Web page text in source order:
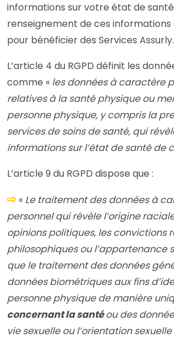
informations sur votre état de
renseignement de ces
pour bénéficier des Services Assurly.
L’article 4 du RGPD définit les
comme « les données à caractère
relatives à la santé physique ou
personne physique, y compris la
services de soins de santé, qui
informations sur l’état de santé de
L’article 9 du RGPD dispose que :
« Le traitement des données à
personnel qui révèle l’origine
opinions politiques, les convictions
philosophiques ou l’appartenance
que le traitement des données
données biométriques aux fins
personne physique de manière
concernant la santéou des
vie sexuelle ou l’orientation